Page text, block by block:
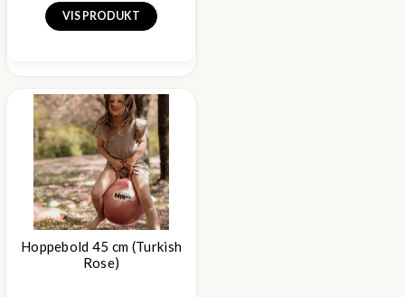
VIS PRODUKT
Hoppebold 45 cm (Turkish
Rose)